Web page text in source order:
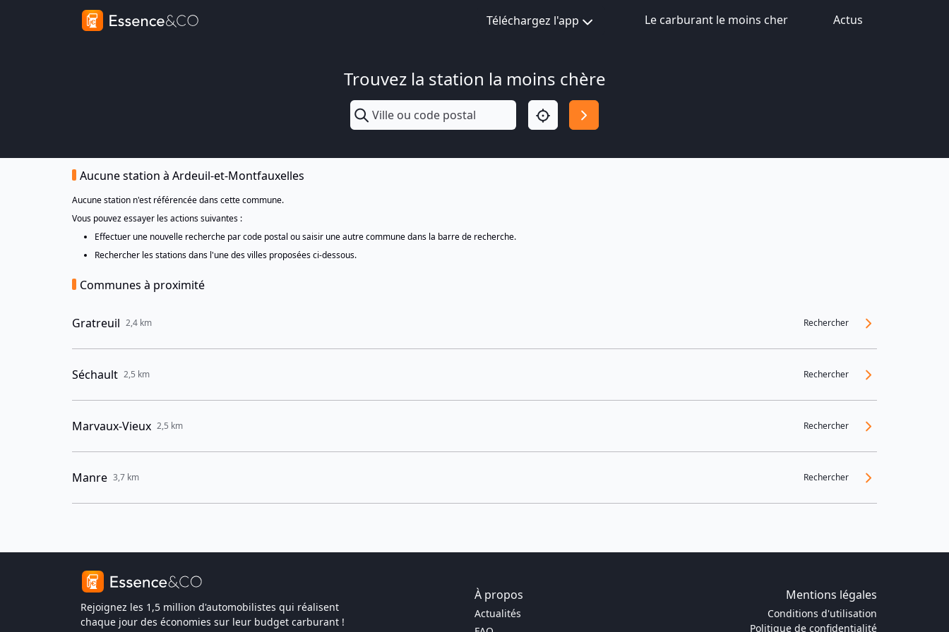
Téléchargez l'app Le carburant le moins cher Actus
Trouvez la station la moins chère
Aucune station à Ardeuil-et-Montfauxelles
Aucune station n'est référencée dans cette commune.
Vous pouvez essayer les actions suivantes :
Effectuer une nouvelle recherche par code postal ou saisir une autre commune dans la barre de recherche.
Rechercher les stations dans l'une des villes proposées ci-dessous.
Communes à proximité
Gratreuil 2,4 km Rechercher
Séchault 2,5 km Rechercher
Marvaux-Vieux 2,5 km Rechercher
Manre 3,7 km Rechercher
Rejoignez les 1,5 million d'automobilistes qui réalisent
chaque jour des économies sur leur budget carburant !
À propos Mentions légales
Actualités
Conditions d'utilisation
Politique de confidentialité